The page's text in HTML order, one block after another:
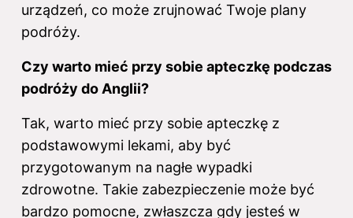
urządzeń, co może zrujnować Twoje plany
podróży.
Czy warto mieć przy sobie apteczkę podczas
podróży do Anglii?
Tak, warto mieć przy sobie apteczkę z
podstawowymi lekami, aby być
przygotowanym na nagłe wypadki
zdrowotne. Takie zabezpieczenie może być
bardzo pomocne, zwłaszcza gdy jesteś w